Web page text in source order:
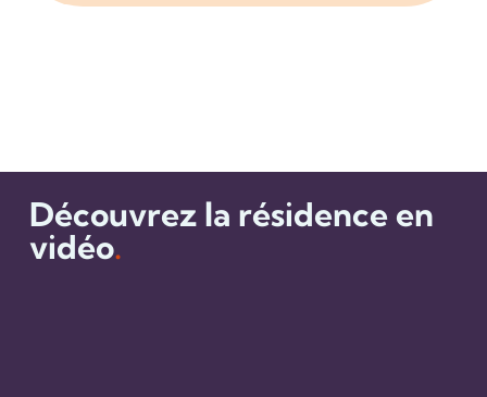
Découvrez la résidence en
vidéo.